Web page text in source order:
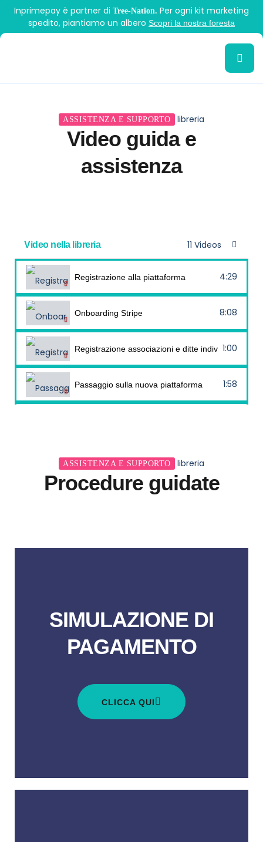
Inprimepay è partner di Tree-Nation. Per ogni kit marketing
spedito, piantiamo un albero Scopri la nostra foresta
ASSISTENZA E SUPPORTO libreria
Video guida e
assistenza
Video nella libreria 11 Videos
Registrazione alla piattaforma 4:29
Onboarding Stripe 8:08
Registrazione associazioni e ditte individuali
1:00
Passaggio sulla nuova piattaforma 1:58
Link a importo fisso
Trasferimenti e bonifici istantanei
ASSISTENZA E SUPPORTO libreria
Procedure guidate
SIMULAZIONE DI
PAGAMENTO
CLICCA QUI